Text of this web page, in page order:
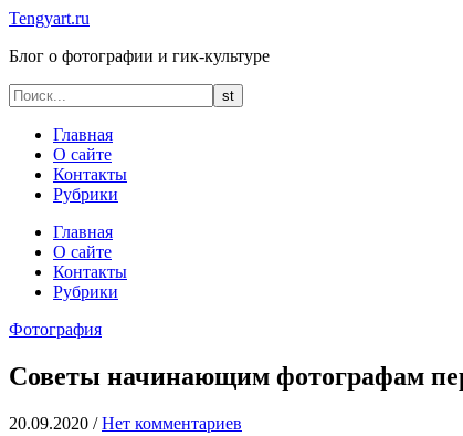
Tengyart.ru
Блог о фотографии и гик-культуре
Главная
О сайте
Контакты
Рубрики
Главная
О сайте
Контакты
Рубрики
Фотография
Советы начинающим фотографам
20.09.2020 / Нет комментариев